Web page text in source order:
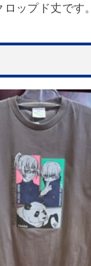
ップド丈です。